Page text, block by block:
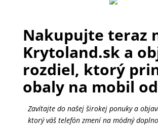
DIELŇA
ZÁHRADA
Nakupujte teraz
Krytoland.sk a
rozdiel, ktorý
obaly na mobil
Zavítajte do našej širokej ponuky a
ktorý váš telefón zmení na módný